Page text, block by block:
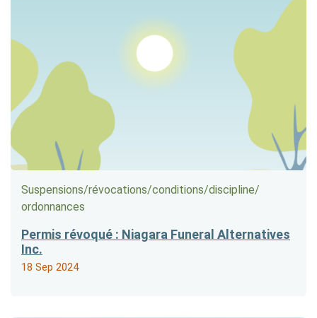
Suspensions/​révocations/​conditions/​discipline/​
ordonnances
Permis révoqué : Niagara Funeral Alternatives
Inc.
18 Sep 2024